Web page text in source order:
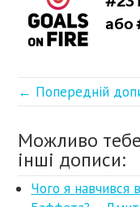
← Попередній
Можливо
інші дописи:
Чого я навчився